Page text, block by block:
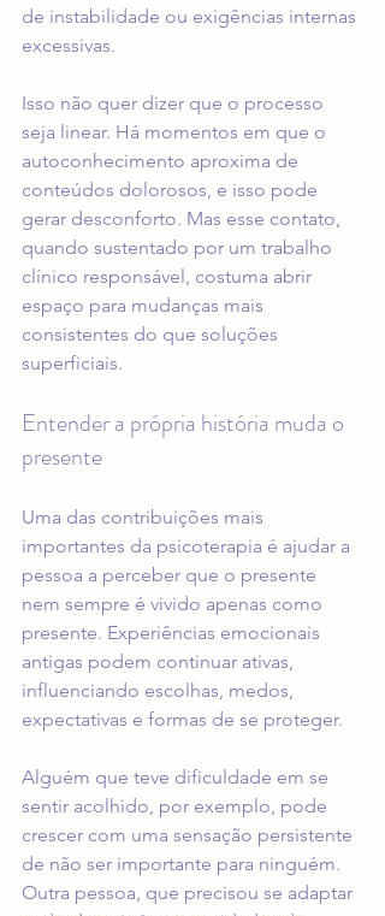
de instabilidade ou exigências internas
excessivas.
Isso não quer dizer que o processo
seja linear. Há momentos em que o
autoconhecimento aproxima de
conteúdos dolorosos, e isso pode
gerar desconforto. Mas esse contato,
quando sustentado por um trabalho
clínico responsável, costuma abrir
espaço para mudanças mais
consistentes do que soluções
superficiais.
Entender a própria história muda o
presente
Uma das contribuições mais
importantes da psicoterapia é ajudar a
pessoa a perceber que o presente
nem sempre é vivido apenas como
presente. Experiências emocionais
antigas podem continuar ativas,
influenciando escolhas, medos,
expectativas e formas de se proteger.
Alguém que teve dificuldade em se
sentir acolhido, por exemplo, pode
crescer com uma sensação persistente
de não ser importante para ninguém.
Outra pessoa, que precisou se adaptar